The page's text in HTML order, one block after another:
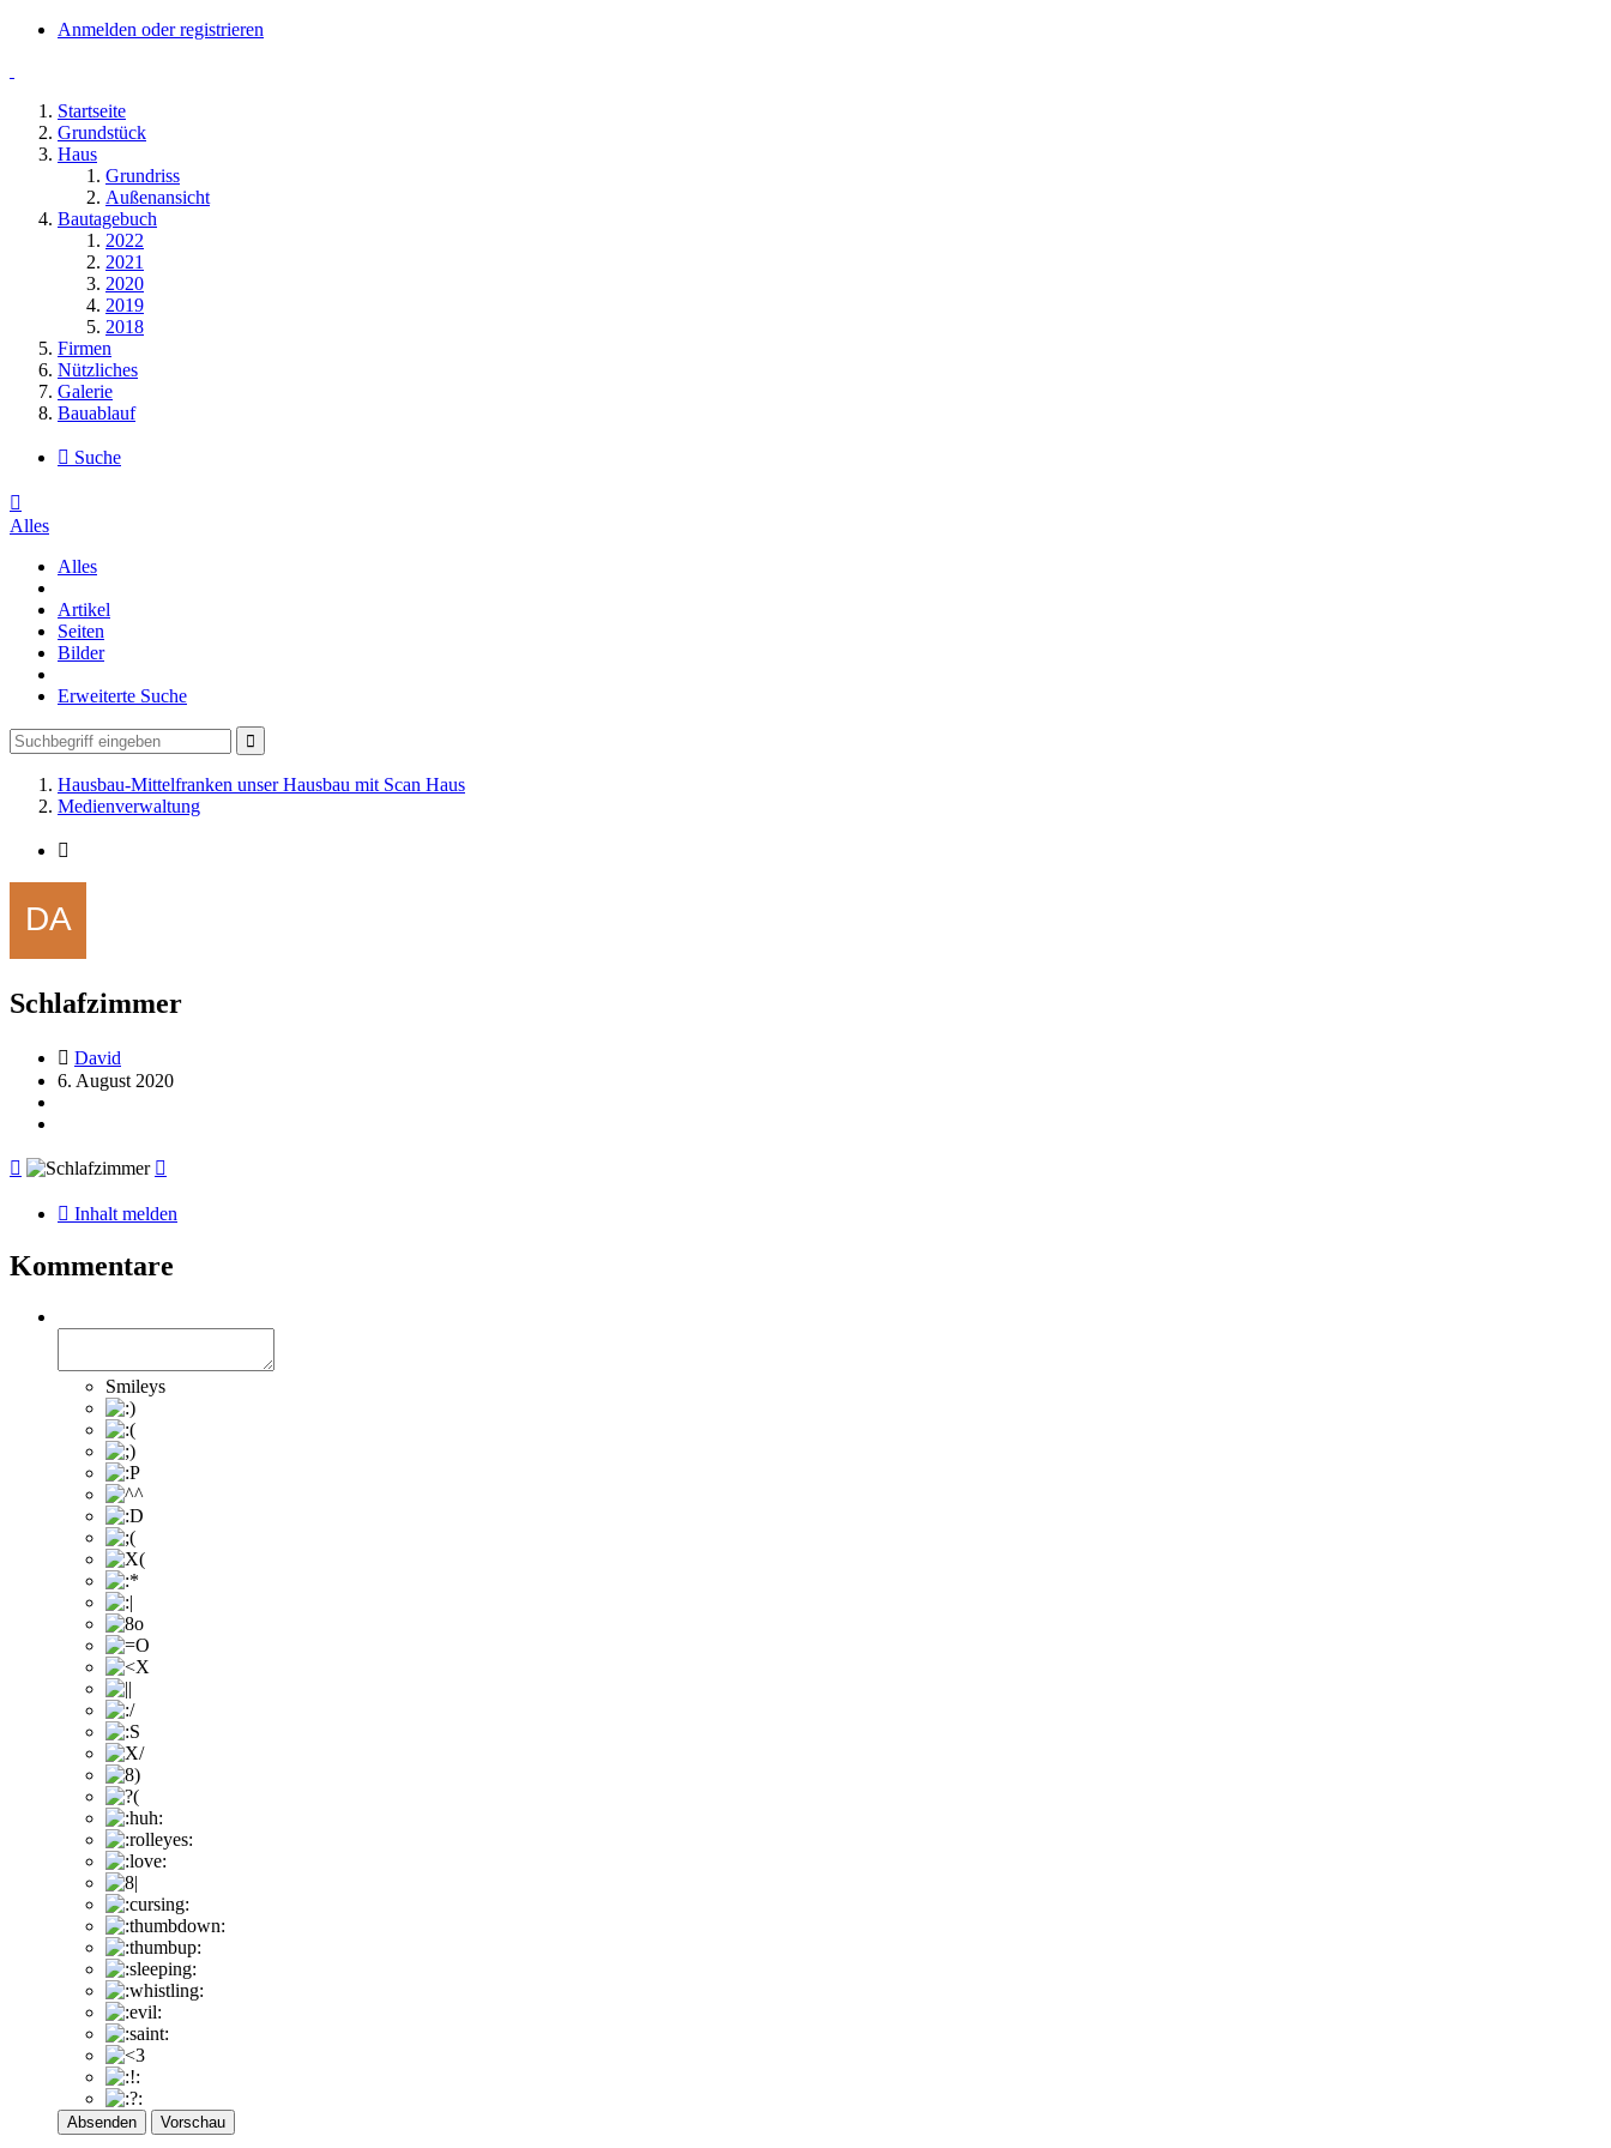
Anmelden oder registrieren
Startseite
Grundstück
Haus
Grundriss
Außenansicht
Bautagebuch
2022
2021
2020
2019
2018
Firmen
Nützliches
Galerie
Bauablauf
Suche
Alles
Alles
Artikel
Seiten
Bilder
Erweiterte Suche
Hausbau-Mittelfranken unser Hausbau mit Scan Haus
Medienverwaltung
Schlafzimmer
David
6. August 2020
Inhalt melden
Kommentare
Smileys
Absenden Vorschau